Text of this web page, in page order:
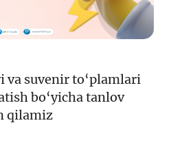
va suvenir to‘plamlari
bo‘yicha tanlov
qilamiz